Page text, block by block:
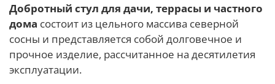
Добротный стул для дачи, террасы и частного
дома состоит из цельного массива северной
сосны и представляется собой долговечное и
прочное изделие, рассчитанное на десятилетия
эксплуатации.